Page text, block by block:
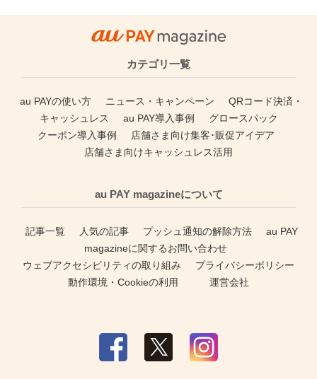
カテゴリ一覧
au PAYの使い方 ニュース・キャンペーン
QRコード決済・
キャッシュレス
au PAY導入事例
グロースパック
クーポン導入事例
店舗さま向け集客･販促アイデア
店舗さま向けキャッシュレス活用
au PAY magazineについて
記事一覧 人気の記事 プッシュ通知の解除方法
au PAY
magazineに関するお問い合わせ
ウェブアクセシビリティの取り組み
プライバシーポリシー
動作環境・Cookieの利用
運営会社